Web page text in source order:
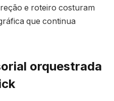
e roteiro costuram
que continua
orquestrada